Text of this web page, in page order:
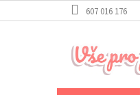
na
607 016 176